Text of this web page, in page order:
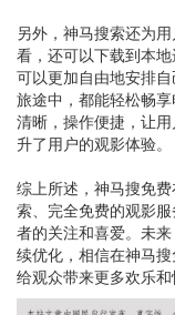
另外，神马搜索还为
看，还可以下载到本
可以更加自由地安排
旅途中，都能轻松畅
清晰，操作便捷，让
升了用户的观影体验。
综上所述，神马搜免
索、完全免费的观影
者的关注和喜爱。未
续优化，相信在神马
给观众带来更多欢乐和